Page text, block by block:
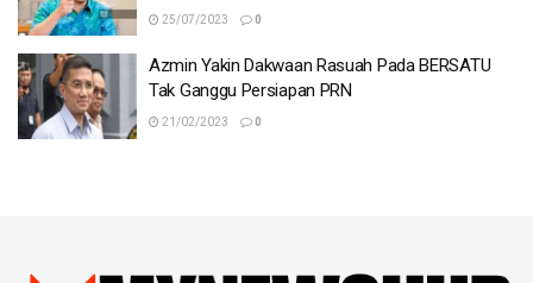
25/07/2023 0
Azmin Yakin Dakwaan Rasuah Pada BERSATU
Tak Ganggu Persiapan PRN
21/02/2023 0